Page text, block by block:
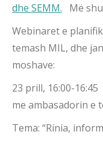
dhe SEMM. Më
Webinaret e
temash MIL, dhe
moshave:
23 prill, 16:00-
me ambasadorin e
Tema: “Rinia,